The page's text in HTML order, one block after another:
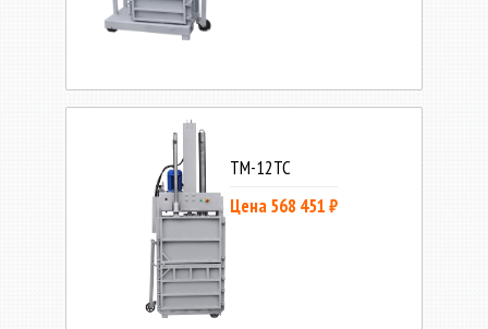
ТМ-12ТС
Цена 568 451 ₽